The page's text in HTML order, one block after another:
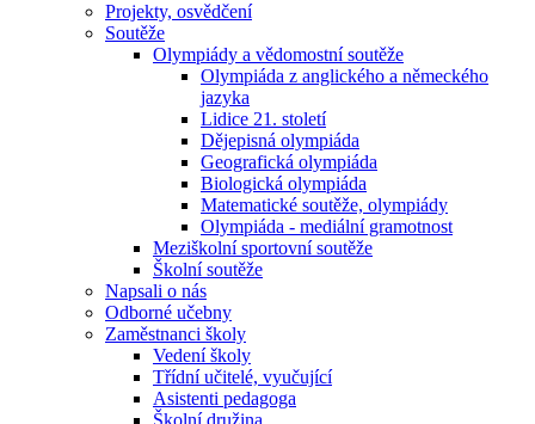
Projekty, osvědčení
Soutěže
Olympiády a vědomostní soutěže
Olympiáda z anglického a německého
jazyka
Lidice 21. století
Dějepisná olympiáda
Geografická olympiáda
Biologická olympiáda
Matematické soutěže, olympiády
Olympiáda - mediální gramotnost
Meziškolní sportovní soutěže
Školní soutěže
Napsali o nás
Odborné učebny
Zaměstnanci školy
Vedení školy
Třídní učitelé, vyučující
Asistenti pedagoga
Školní družina